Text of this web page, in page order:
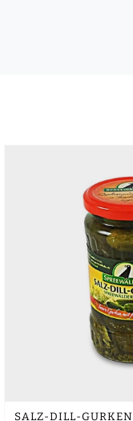
SALZ-DILL-